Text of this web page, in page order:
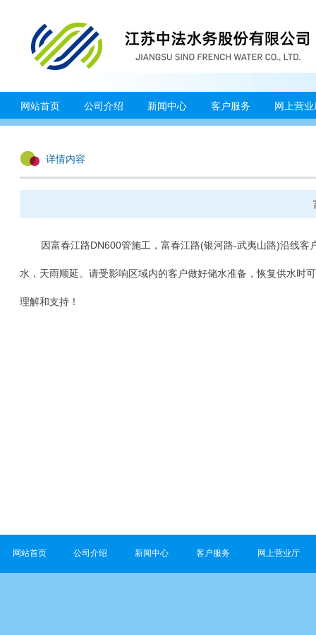
网站首页 公司介绍 新闻中心 客户服务 网上营业
详情内容
因富春江路DN600管施工，富春江路(银河路-武夷山路)沿线
水，天雨顺延。请受影响区域内的客户做好储水准备，恢复供水时
理解和支持！
网站首页 公司介绍 新闻中心 客户服务 网上营业厅